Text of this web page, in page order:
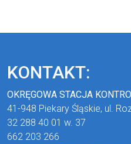
KONTAKT:
OKRĘGOWA STACJA
41-948 Piekary Śląskie, ul.
32 288 40 01 w. 37
662 203 266